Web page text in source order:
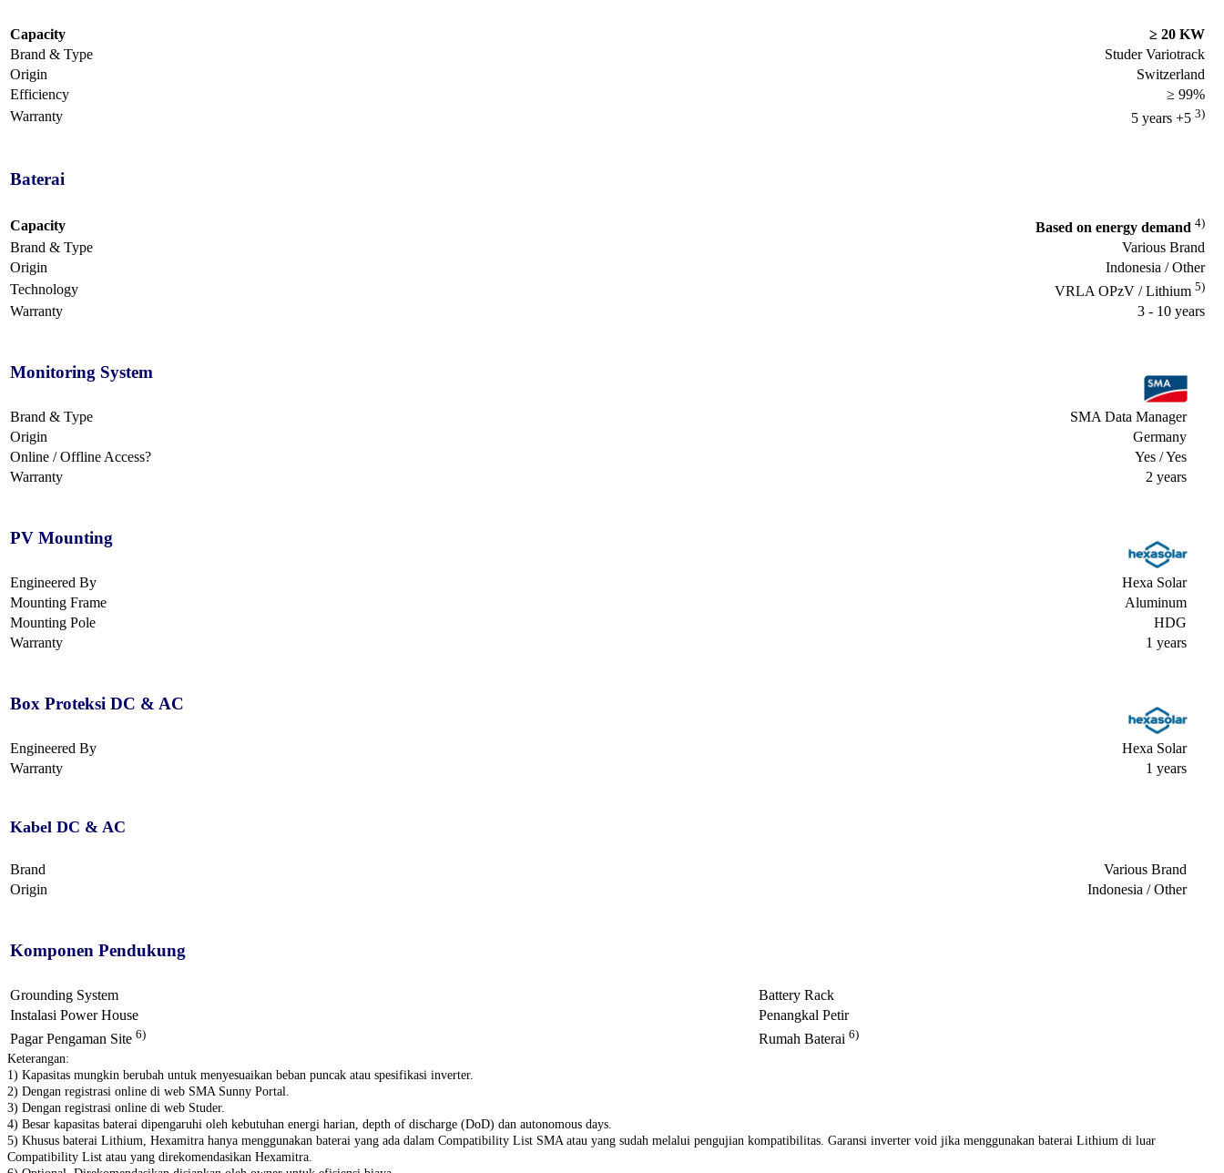
Capacity
≥ 20 KW
Brand & Type
Studer Variotrack
Origin
Switzerland
Efficiency
≥ 99%
Warranty
5 years +5 3)
Baterai
Capacity Based on energy demand 4)
Brand & Type
Various Brand
Origin
Indonesia / Other
Technology
VRLA OPzV / Lithium 5)
Warranty 3 - 10 years
Monitoring System
Brand & Type
SMA Data Manager
Origin
Germany
Online / Offline Access?
Yes / Yes
Warranty
2 years
PV Mounting
Engineered By
Hexa Solar
Mounting Frame
Aluminum
Mounting Pole
HDG
Warranty
1 years
Box Proteksi DC & AC
Engineered By
Hexa Solar
Warranty
1 years
Kabel DC & AC
Brand
Various Brand
Origin
Indonesia / Other
Komponen Pendukung
Grounding System
Battery Rack
Instalasi Power House
Penangkal Petir
Pagar Pengaman Site 6) Rumah Baterai 6)
Keterangan:
1) Kapasitas mungkin berubah untuk menyesuaikan beban puncak atau spesifikasi inverter.
2) Dengan registrasi online di web SMA Sunny Portal.
3) Dengan registrasi online di web Studer.
4) Besar kapasitas baterai dipengaruhi oleh kebutuhan energi harian, depth of discharge (DoD) dan autonomous days.
5) Khusus baterai Lithium, Hexamitra hanya menggunakan baterai yang ada dalam Compatibility List SMA atau yang sudah melalui pengujian kompatibilitas. Garansi inverter void jika menggunakan baterai Lithium di luar
Compatibility List atau yang direkomendasikan Hexamitra.